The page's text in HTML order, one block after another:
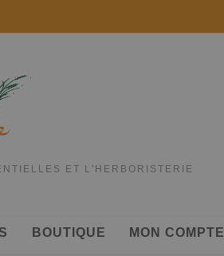
ET L'HERBORISTERIE
BOUTIQUE MON COMPTE